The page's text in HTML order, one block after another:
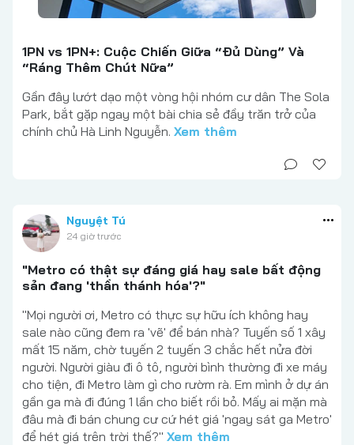
1PN vs 1PN+: Cuộc Chiến Giữa “Đủ Dùng” Và
“Ráng Thêm Chút Nữa”
Gần đây lướt dạo một vòng hội nhóm cư dân The Sola
Park, bắt gặp ngay một bài chia sẻ đầy trăn trở của
chính chủ Hà Linh Nguyễn. Xem thêm
Nguyệt Tú
24 giờ trước
"Metro có thật sự đáng giá hay sale bất động
sản đang 'thần thánh hóa'?"
"Mọi người ơi, Metro có thực sự hữu ích không hay
sale nào cũng đem ra 'vẽ' để bán nhà? Tuyến số 1 xây
mất 15 năm, chờ tuyến 2 tuyến 3 chắc hết nửa đời
người. Người giàu đi ô tô, người bình thường đi xe máy
cho tiện, đi Metro làm gì cho rườm rà. Em mình ở dự án
gần ga mà đi đúng 1 lần cho biết rồi bỏ. Mấy ai mặn mà
đâu mà đi bán chung cư cứ hét giá 'ngay sát ga Metro'
để hét giá trên trời thế?" Xem thêm